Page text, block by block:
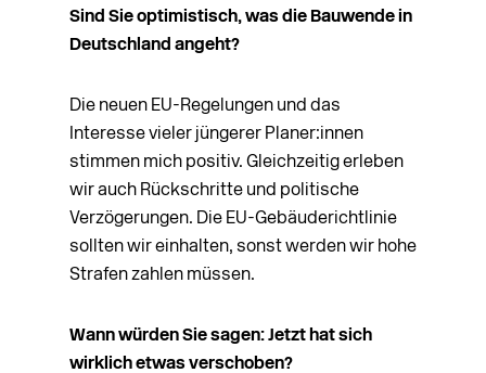
Sind Sie optimistisch, was die Bauwende in
Deutschland angeht?
Die neuen EU-Regelungen und das
Interesse vieler jüngerer Planer:innen
stimmen mich positiv. Gleichzeitig erleben
wir auch Rückschritte und politische
Verzögerungen. Die EU-Gebäuderichtlinie
sollten wir einhalten, sonst werden wir hohe
Strafen zahlen müssen.
Wann würden Sie sagen: Jetzt hat sich
wirklichetwas verschoben?